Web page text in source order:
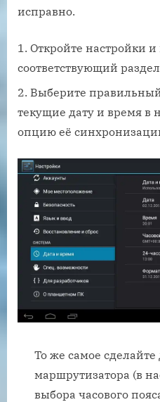
исправно.
Откройте настройки
соответствующий
Выберите
текущие дату и время в
опцию её
То же самое
маршрутизатора (в
выбора часового